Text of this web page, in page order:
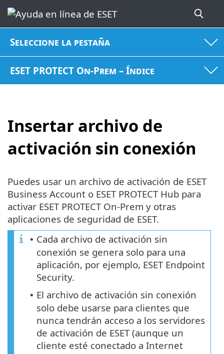
Seleccione la pestaña
ESET PROTECT On-Prem – Índice
Insertar archivo de
activación sin conexión
Puedes usar un archivo de activación de ESET
Business Account o ESET PROTECT Hub para
activar ESET PROTECT On-Prem y otras
aplicaciones de seguridad de ESET.
• Cada archivo de activación sin
conexión se genera solo para una
aplicación, por ejemplo, ESET Endpoint
Security.
• El archivo de activación sin conexión
solo debe usarse para clientes que
nunca tendrán acceso a los servidores
de activación de ESET (aunque un
cliente esté conectado a Internet